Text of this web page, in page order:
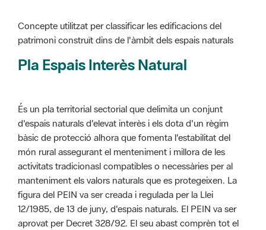
Pla Espais Interès Natural
És un pla territorial sectorial que delimita un conjunt
món rural assegurant el menteniment i millora de les
activitats tradicionasl compatibles o necessàries per al
manteniment els valors naturals que es protegeixen. La
figura del PEIN va ser creada i regulada per la Llei
12/1985, de 13 de juny, d'espais naturals. El PEIN va ser
aprovat per Decret 328/92. El seu abast comprèn tot el
territori de Catalunya i les seves disposicions normatives
són d'obligatori compliment per a les administracions
públiques i per als particulars.